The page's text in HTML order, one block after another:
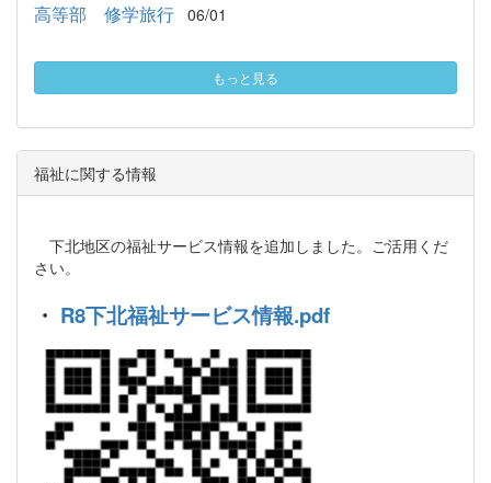
高等部 修学旅行 06/01
もっと見る
福祉に関する情報
下北地区の福祉サービス情報を追加しました。ご活用くだ
さい。
・ R8下北福祉サービス情報.pdf